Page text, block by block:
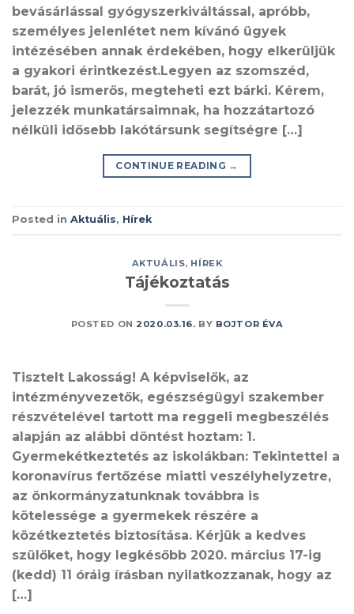
bevásárlással gyógyszerkiváltással, apróbb,
személyes jelenlétet nem kívánó ügyek
intézésében annak érdekében, hogy elkerüljük
a gyakori érintkezést.Legyen az szomszéd,
barát, jó ismerős, megteheti ezt bárki. Kérem,
jelezzék munkatársaimnak, ha hozzátartozó
nélküli idősebb lakótársunk segítségre […]
CONTINUE READING →
Posted in Aktuális, Hírek
AKTUÁLIS, HÍREK
Tájékoztatás
POSTED ON 2020.03.16. BY BOJTOR ÉVA
Tisztelt Lakosság! A képviselők, az
intézményvezetők, egészségügyi szakember
részvételével tartott ma reggeli megbeszélés
alapján az alábbi döntést hoztam: 1.
Gyermekétkeztetés az iskolákban: Tekintettel a
koronavírus fertőzése miatti veszélyhelyzetre,
az önkormányzatunknak továbbra is
kötelessége a gyermekek részére a
közétkeztetés biztosítása. Kérjük a kedves
szülőket, hogy legkésőbb 2020. március 17-ig
(kedd) 11 óráig írásban nyilatkozzanak, hogy az
[…]